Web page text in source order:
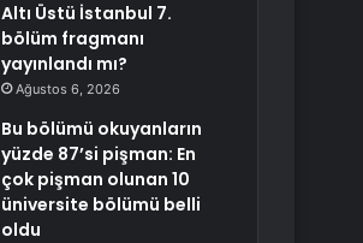
Altı Üstü İstanbul 7.
bölüm fragmanı
yayınlandı mı?
Ağustos 6, 2026
Bu bölümü okuyanların
yüzde 87’si pişman: En
çok pişman olunan 10
üniversite bölümü belli
oldu